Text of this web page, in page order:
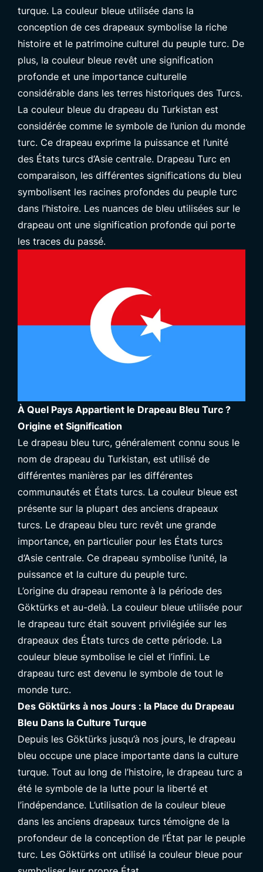
turque. La couleur bleue utilisée dans la
conception de ces drapeaux symbolise la riche
histoire et le patrimoine culturel du peuple turc. De
plus, la couleur bleue revêt une signification
profonde et une importance culturelle
considérable dans les terres historiques des Turcs.
La couleur bleue du drapeau du Turkistan est
considérée comme le symbole de l’union du monde
turc. Ce drapeau exprime la puissance et l’unité
des États turcs d’Asie centrale. Drapeau Turc en
comparaison, les différentes significations du bleu
symbolisent les racines profondes du peuple turc
dans l’histoire. Les nuances de bleu utilisées sur le
drapeau ont une signification profonde qui porte
les traces du passé.
À Quel Pays Appartient le Drapeau Bleu Turc ?
Origine et Signification
Le drapeau bleu turc, généralement connu sous le
nom de drapeau du Turkistan, est utilisé de
différentes manières par les différentes
communautés et États turcs. La couleur bleue est
présente sur la plupart des anciens drapeaux
turcs. Le drapeau bleu turc revêt une grande
importance, en particulier pour les États turcs
d’Asie centrale. Ce drapeau symbolise l’unité, la
puissance et la culture du peuple turc.
L’origine du drapeau remonte à la période des
Göktürks et au-delà. La couleur bleue utilisée pour
le drapeau turc était souvent privilégiée sur les
drapeaux des États turcs de cette période. La
couleur bleue symbolise le ciel et l’infini. Le
drapeau turc est devenu le symbole de tout le
monde turc.
Des Göktürks à nos Jours : la Place du Drapeau
Bleu Dans la Culture Turque
Depuis les Göktürks jusqu’à nos jours, le drapeau
bleu occupe une place importante dans la culture
turque. Tout au long de l’histoire, le drapeau turc a
été le symbole de la lutte pour la liberté et
l’indépendance. L’utilisation de la couleur bleue
dans les anciens drapeaux turcs témoigne de la
profondeur de la conception de l’État par le peuple
turc. Les Göktürks ont utilisé la couleur bleue pour